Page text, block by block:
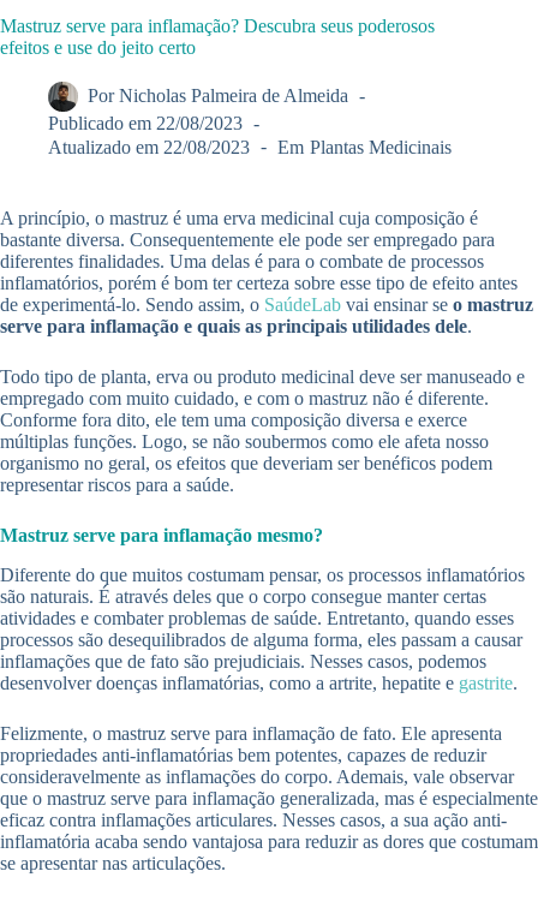
Mastruz serve para inflamação? Descubra seus poderosos
efeitos e use do jeito certo
Por Nicholas Palmeira de Almeida
Publicado em 22/08/2023
Atualizado em 22/08/2023 Em Plantas Medicinais
A princípio, o mastruz é uma erva medicinal cuja composição é
bastante diversa. Consequentemente ele pode ser empregado para
diferentes finalidades. Uma delas é para o combate de processos
inflamatórios, porém é bom ter certeza sobre esse tipo de efeito antes
de experimentá-lo. Sendo assim, o SaúdeLab vai ensinar se o mastruz
serve para inflamação e quais as principais utilidades dele.
Todo tipo de planta, erva ou produto medicinal deve ser manuseado e
empregado com muito cuidado, e com o mastruz não é diferente.
Conforme fora dito, ele tem uma composição diversa e exerce
múltiplas funções. Logo, se não soubermos como ele afeta nosso
organismo no geral, os efeitos que deveriam ser benéficos podem
representar riscos para a saúde.
Mastruz serve para inflamação mesmo?
Diferente do que muitos costumam pensar, os processos inflamatórios
são naturais. É através deles que o corpo consegue manter certas
atividades e combater problemas de saúde. Entretanto, quando esses
processos são desequilibrados de alguma forma, eles passam a causar
inflamações que de fato são prejudiciais. Nesses casos, podemos
desenvolver doenças inflamatórias, como a artrite, hepatite e gastrite.
Felizmente, o mastruz serve para inflamação de fato. Ele apresenta
propriedades anti-inflamatórias bem potentes, capazes de reduzir
consideravelmente as inflamações do corpo. Ademais, vale observar
que o mastruz serve para inflamação generalizada, mas é especialmente
eficaz contra inflamações articulares. Nesses casos, a sua ação anti-
inflamatória acaba sendo vantajosa para reduzir as dores que costumam
se apresentar nas articulações.